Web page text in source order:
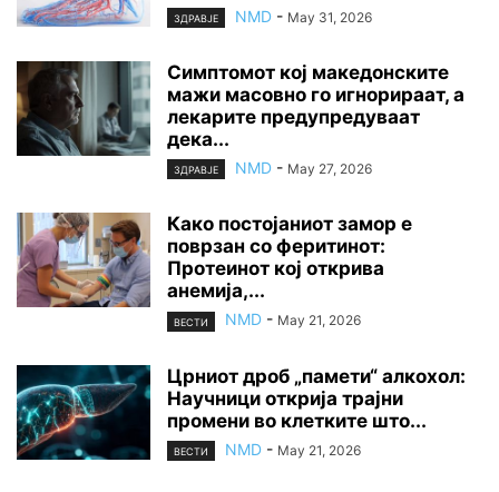
ЗДРАВЈЕ NMD - May 31, 2026
Симптомот кој македонските
мажи масовно го игнорираат, а
лекарите предупредуваат
дека...
ЗДРАВЈЕ NMD - May 27, 2026
Како постојаниот замор е
поврзан со феритинот:
Протеинот кој открива
анемија,...
ВЕСТИ NMD - May 21, 2026
Црниот дроб „памети“ алкохол:
Научници открија трајни
промени во клетките што...
ВЕСТИ NMD - May 21, 2026